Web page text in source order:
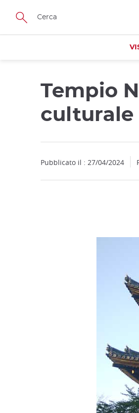
Skip
main
Tempio
culturale
Pubblicato il : 27/04/2024